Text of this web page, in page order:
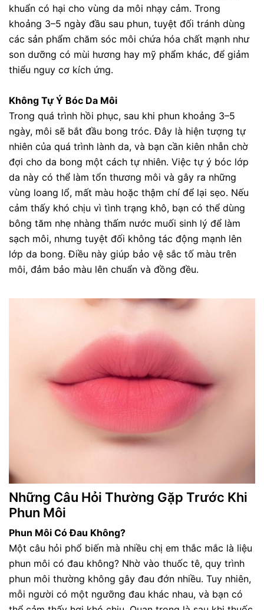
khuẩn có hại cho vùng da môi nhạy cảm. Trong
khoảng 3–5 ngày đầu sau phun, tuyệt đối tránh dùng
các sản phẩm chăm sóc môi chứa hóa chất mạnh như
son dưỡng có mùi hương hay mỹ phẩm khác, để giảm
thiểu nguy cơ kích ứng.
Không Tự Ý Bóc Da Môi
Trong quá trình hồi phục, sau khi phun khoảng 3–5
ngày, môi sẽ bắt đầu bong tróc. Đây là hiện tượng tự
nhiên của quá trình lành da, và bạn cần kiên nhẫn chờ
đợi cho da bong một cách tự nhiên. Việc tự ý bóc lớp
da này có thể làm tổn thương môi và gây ra những
vùng loang lổ, mất màu hoặc thậm chí để lại sẹo. Nếu
cảm thấy khó chịu vì tình trạng khô, bạn có thể dùng
bông tăm nhẹ nhàng thấm nước muối sinh lý để làm
sạch môi, nhưng tuyệt đối không tác động mạnh lên
lớp da bong. Điều này giúp bảo vệ sắc tố màu trên
môi, đảm bảo màu lên chuẩn và đồng đều.
Những Câu Hỏi Thường Gặp Trước Khi
Phun Môi
Phun Môi Có Đau Không?
Một câu hỏi phổ biến mà nhiều chị em thắc mắc là liệu
phun môi có đau không? Nhờ vào thuốc tê, quy trình
phun môi thường không gây đau đớn nhiều. Tuy nhiên,
mỗi người có một ngưỡng đau khác nhau, và bạn có